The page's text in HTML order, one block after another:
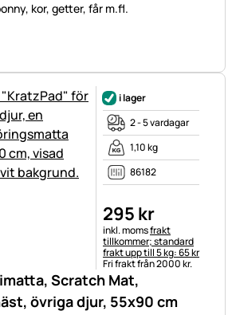
kor, getter, får m.fl.
Scratch Mat,
övriga djur, 55x90 cm
i lager
2 - 5 vardagar
1,10 kg
86182
295 kr
Skatteinformation:
inkl. momsfrakt
tillkommer; standard
frakt upp till 5 kg: 65 kr
Fri frakt från 2000 kr.